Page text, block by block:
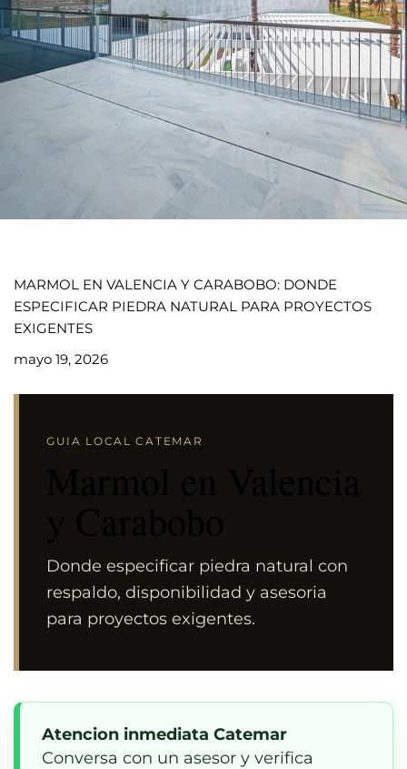
MARMOL EN VALENCIA Y CARABOBO: DONDE
ESPECIFICAR PIEDRA NATURAL PARA PROYECTOS
EXIGENTES
mayo 19, 2026
GUIA LOCAL CATEMAR
Donde especificar piedra natural con
respaldo, disponibilidad y asesoria
para proyectos exigentes.
Atencion inmediata Catemar
Conversa con un asesor y verifica